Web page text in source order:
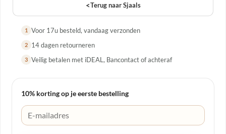
<Terug naar Sjaals
1 Voor 17u besteld, vandaag verzonden
2 14 dagen retourneren
3 Veilig betalen met iDEAL, Bancontact of achteraf
10% korting op je eerste bestelling